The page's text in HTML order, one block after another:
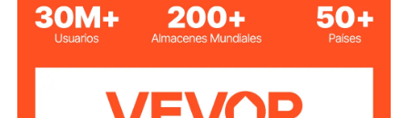
Tamaño de la
cinta
1 pulgada x 6 pies / 25,4 x
1829 mm (Longitud total
incluyendo los ganchos)
4